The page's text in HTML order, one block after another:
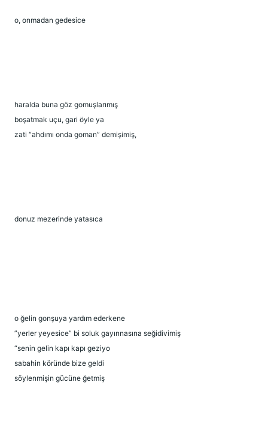
o, onmadan gedesice
haralda buna göz gomuşlarımış
boşatmak uçu, gari öyle ya
zati “ahdımı onda goman” demişimiş,
donuz mezerinde yatasıca
o ğelin gonşuya yardım ederkene
”yerler yeyesice” bi soluk gayınnasına seğidivimiş
“senin gelin kapı kapı geziyo
sabahin köründe bize geldi
söylenmişin gücüne ğetmiş